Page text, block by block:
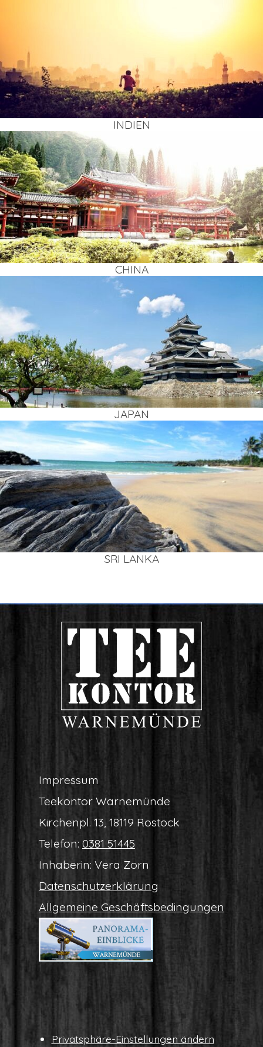
INDI­EN
CHI­NA
JAPAN
SRI LAN­KA
Impres­sum
Tee­kon­tor Warnemünde
Kir­chen­pl. 13, 18119 Rostock
Tele­fon: 0381 51445
Inha­be­rin: Vera Zorn
Daten­schutz­er­klä­rung
All­ge­mei­ne Geschäftsbedingungen
Pri­vat­sphä­re-Ein­stel­lun­gen ändern